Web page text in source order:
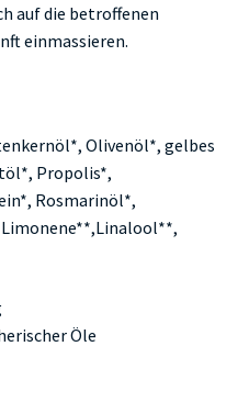
auf die betroffenen
einmassieren.
Olivenöl*, gelbes
Propolis*,
Rosmarinöl*,
Öle